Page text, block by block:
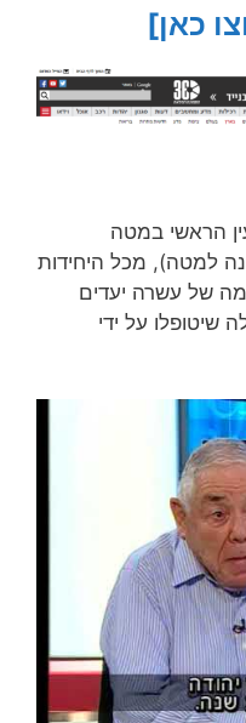
כאן]
הראשי במטה
למטה), מכל היחידות
של עשרה יעדים
שיטופלו על ידי